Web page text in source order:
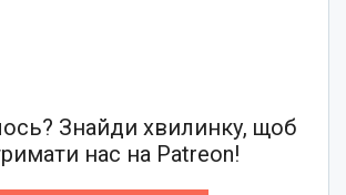
Знайди хвилинку, щоб
нас на Patreon!